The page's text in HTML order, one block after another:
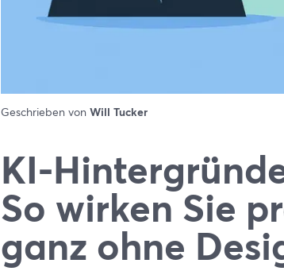
Geschrieben von Will Tucker
KI-
So wirken Sie
ganz ohne